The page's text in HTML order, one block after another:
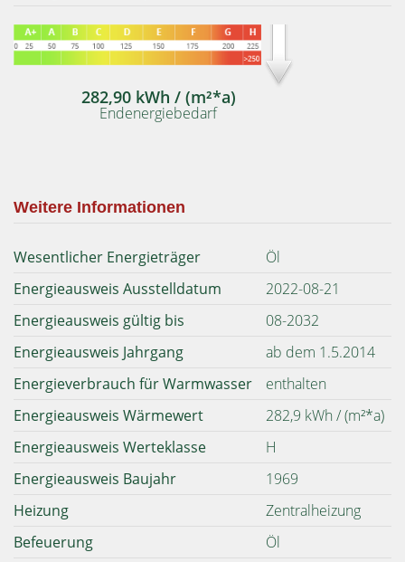
282,90 kWh / (m²*a)
Endenergiebedarf
Weitere Informationen
Wesentlicher Energieträger
Öl
Energieausweis Ausstelldatum
2022-08-21
Energieausweis gültig bis
08-2032
Energieausweis Jahrgang
ab dem 1.5.2014
Energieverbrauch für Warmwasser
enthalten
Energieausweis Wärmewert
282,9 kWh / (m²*a)
Energieausweis Werteklasse
H
Energieausweis Baujahr
1969
Heizung
Zentralheizung
Befeuerung
Öl